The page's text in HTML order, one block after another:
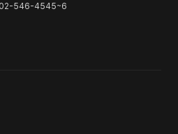
02-546-4545~6